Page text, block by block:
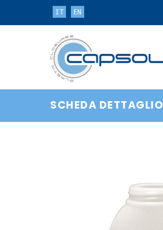
IT EN
SCHEDA DETTAGLIO